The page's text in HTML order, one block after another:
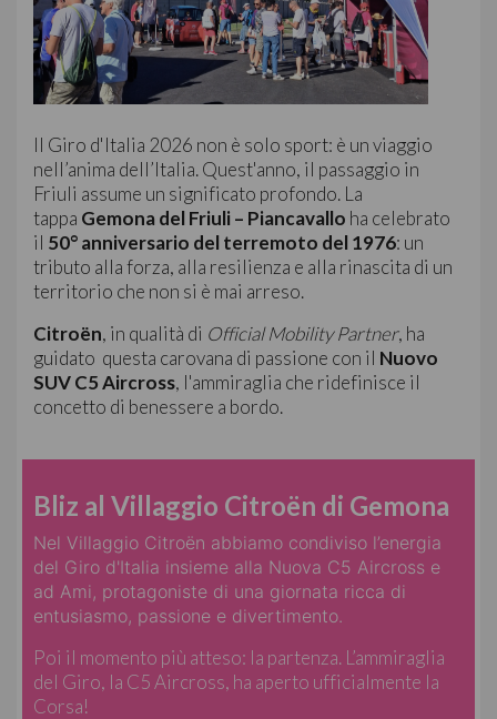
Il Giro d'Italia 2026 non è solo sport: è un viaggio
nell’anima dell’Italia. Quest'anno, il passaggio in
Friuli assume un significato profondo. La
tappa Gemona del Friuli – Piancavallo ha celebrato
il 50° anniversario del terremoto del 1976: un
tributo alla forza, alla resilienza e alla rinascita di un
territorio che non si è mai arreso.
Citroën, in qualità di Official Mobility Partner, ha
guidato questa carovana di passione con il Nuovo
SUV C5 Aircross, l'ammiraglia che ridefinisce il
concetto di benessere a bordo.
Bliz al Villaggio Citroën di Gemona
Nel Villaggio Citroën abbiamo condiviso l’energia
del Giro d'Italia insieme alla Nuova C5 Aircross e
ad Ami, protagoniste di una giornata ricca di
entusiasmo, passione e divertimento.
Poi il momento più atteso: la partenza. L’ammiraglia
del Giro, la C5 Aircross, ha aperto ufficialmente la
Corsa!